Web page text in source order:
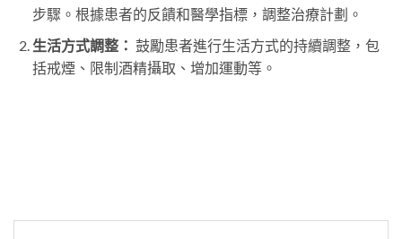
步驟。根據患者的反饋和醫學指標，調整治療計劃。
生活方式調整： 鼓勵患者進行生活方式的持續調整，包
括戒煙、限制酒精攝取、增加運動等。